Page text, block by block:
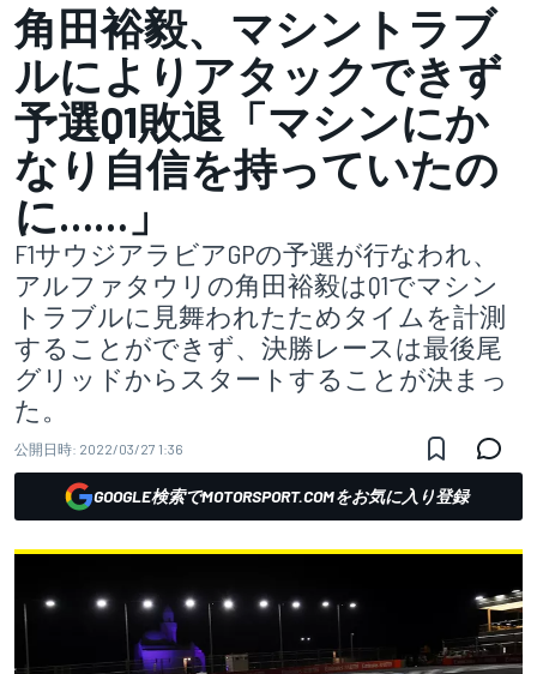
角田裕毅、マシントラブ
ルによりアタックできず
予選Q1敗退「マシンにか
なり自信を持っていたの
に……」
F1サウジアラビアGPの予選が行なわれ、
アルファタウリの角田裕毅はQ1でマシン
トラブルに見舞われたためタイムを計測
することができず、決勝レースは最後尾
グリッドからスタートすることが決まっ
た。
公開日時: 2022/03/27 1:36
GOOGLE検索でMOTORSPORT.COMをお気に入り登録